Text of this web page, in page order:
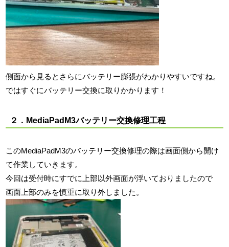
側面から見るとさらにバッテリー膨張がわかりやすいですね。
ではすぐにバッテリー交換に取りかかります！
２．MediaPadM3バッテリー交換修理工程
このMediaPadM3のバッテリー交換修理の際は画面側から開け
て作業していきます。
今回は受付時にすでに上部以外画面が浮いておりましたので
画面上部のみを慎重に取り外しました。